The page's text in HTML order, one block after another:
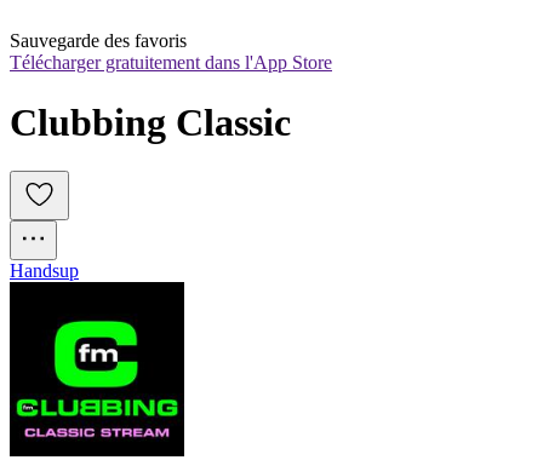
Sauvegarde des favoris
Télécharger gratuitement dans l'App Store
Clubbing Classic
Handsup